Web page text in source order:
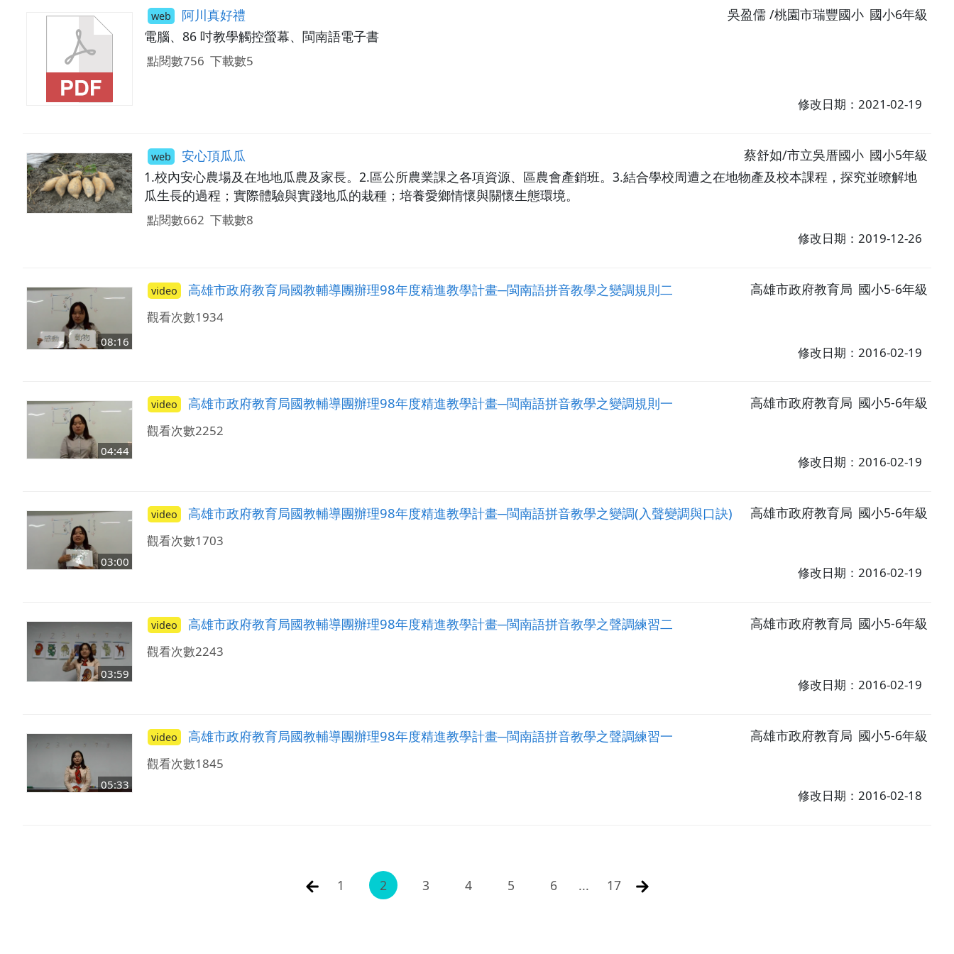
web 阿川真好禮 吳盈儒 /桃園市瑞豐國小 國小6年級
電腦、86 吋教學觸控螢幕、閩南語電子書
點閱數756 下載數5
修改日期：2021-02-19
web 安心頂瓜瓜 蔡舒如/市立吳厝國小 國小5年級
1.校內安心農場及在地地瓜農及家長。2.區公所農業課之各項資源、區農會產銷班。3.結合學校周遭之在地物產及校本課程，探究並暸解地
瓜生長的過程；實際體驗與實踐地瓜的栽種；培養愛鄉情懷與關懷生態環境。
點閱數662 下載數8
修改日期：2019-12-26
08:16
video 高雄市政府教育局國教輔導團辦理98年度精進教學計畫─閩南語拼音教學之變調規則二 高雄市政府教育局 國小5-6年級
觀看次數1934
修改日期：2016-02-19
04:44
video 高雄市政府教育局國教輔導團辦理98年度精進教學計畫─閩南語拼音教學之變調規則一 高雄市政府教育局 國小5-6年級
觀看次數2252
修改日期：2016-02-19
03:00
video 高雄市政府教育局國教輔導團辦理98年度精進教學計畫─閩南語拼音教學之變調(入聲變調與口訣) 高雄市政府教育局 國小5-6年級
觀看次數1703
修改日期：2016-02-19
03:59
video 高雄市政府教育局國教輔導團辦理98年度精進教學計畫─閩南語拼音教學之聲調練習二 高雄市政府教育局 國小5-6年級
觀看次數2243
修改日期：2016-02-19
05:33
video 高雄市政府教育局國教輔導團辦理98年度精進教學計畫─閩南語拼音教學之聲調練習一 高雄市政府教育局 國小5-6年級
觀看次數1845
修改日期：2016-02-18
1 2 3 4 5 6 ... 17